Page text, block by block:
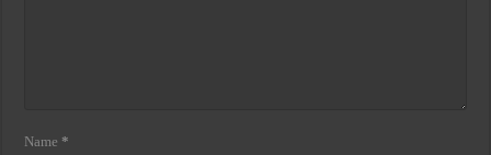
Name *